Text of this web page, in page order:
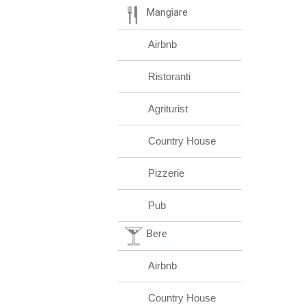
Mangiare
Airbnb
Ristoranti
Agriturist
Country House
Pizzerie
Pub
Bere
Airbnb
Country House